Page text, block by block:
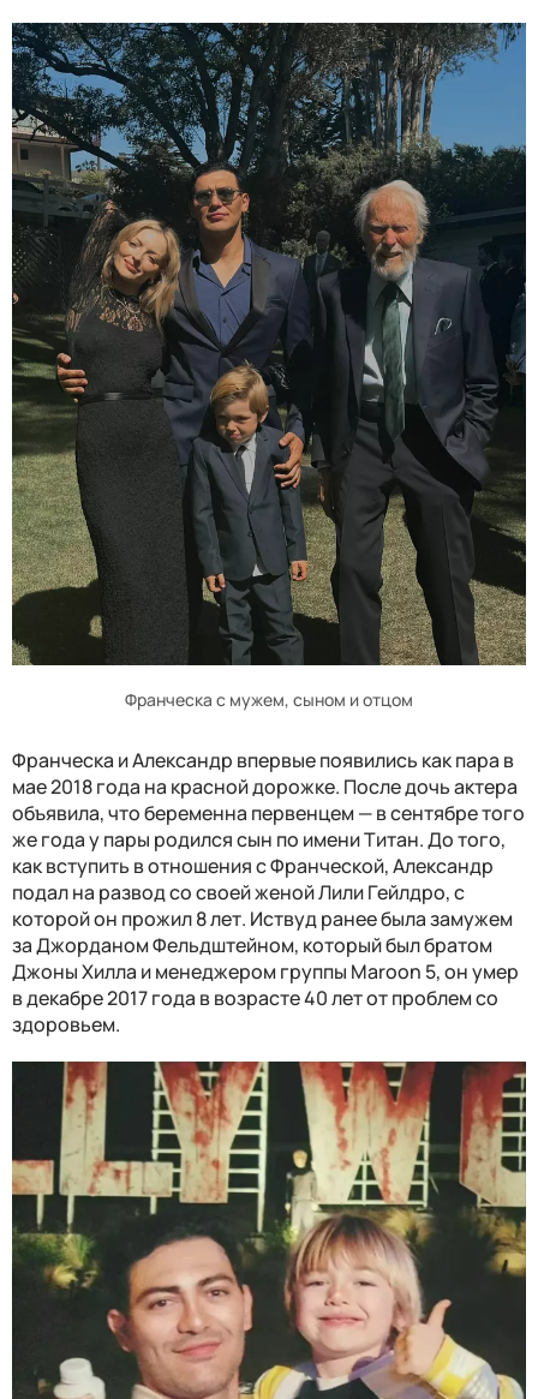
Франческа с мужем, сыном и отцом
Франческа и Александр впервые появились как пара в
мае 2018 года на красной дорожке. После дочь актера
объявила, что беременна первенцем — в сентябре того
же года у пары родился сын по имени Титан. До того,
как вступить в отношения с Франческой, Александр
подал на развод со своей женой Лили Гейлдро, с
которой он прожил 8 лет. Иствуд ранее была замужем
за Джорданом Фельдштейном, который был братом
Джоны Хилла и менеджером группы Maroon 5, он умер
в декабре 2017 года в возрасте 40 лет от проблем со
здоровьем.